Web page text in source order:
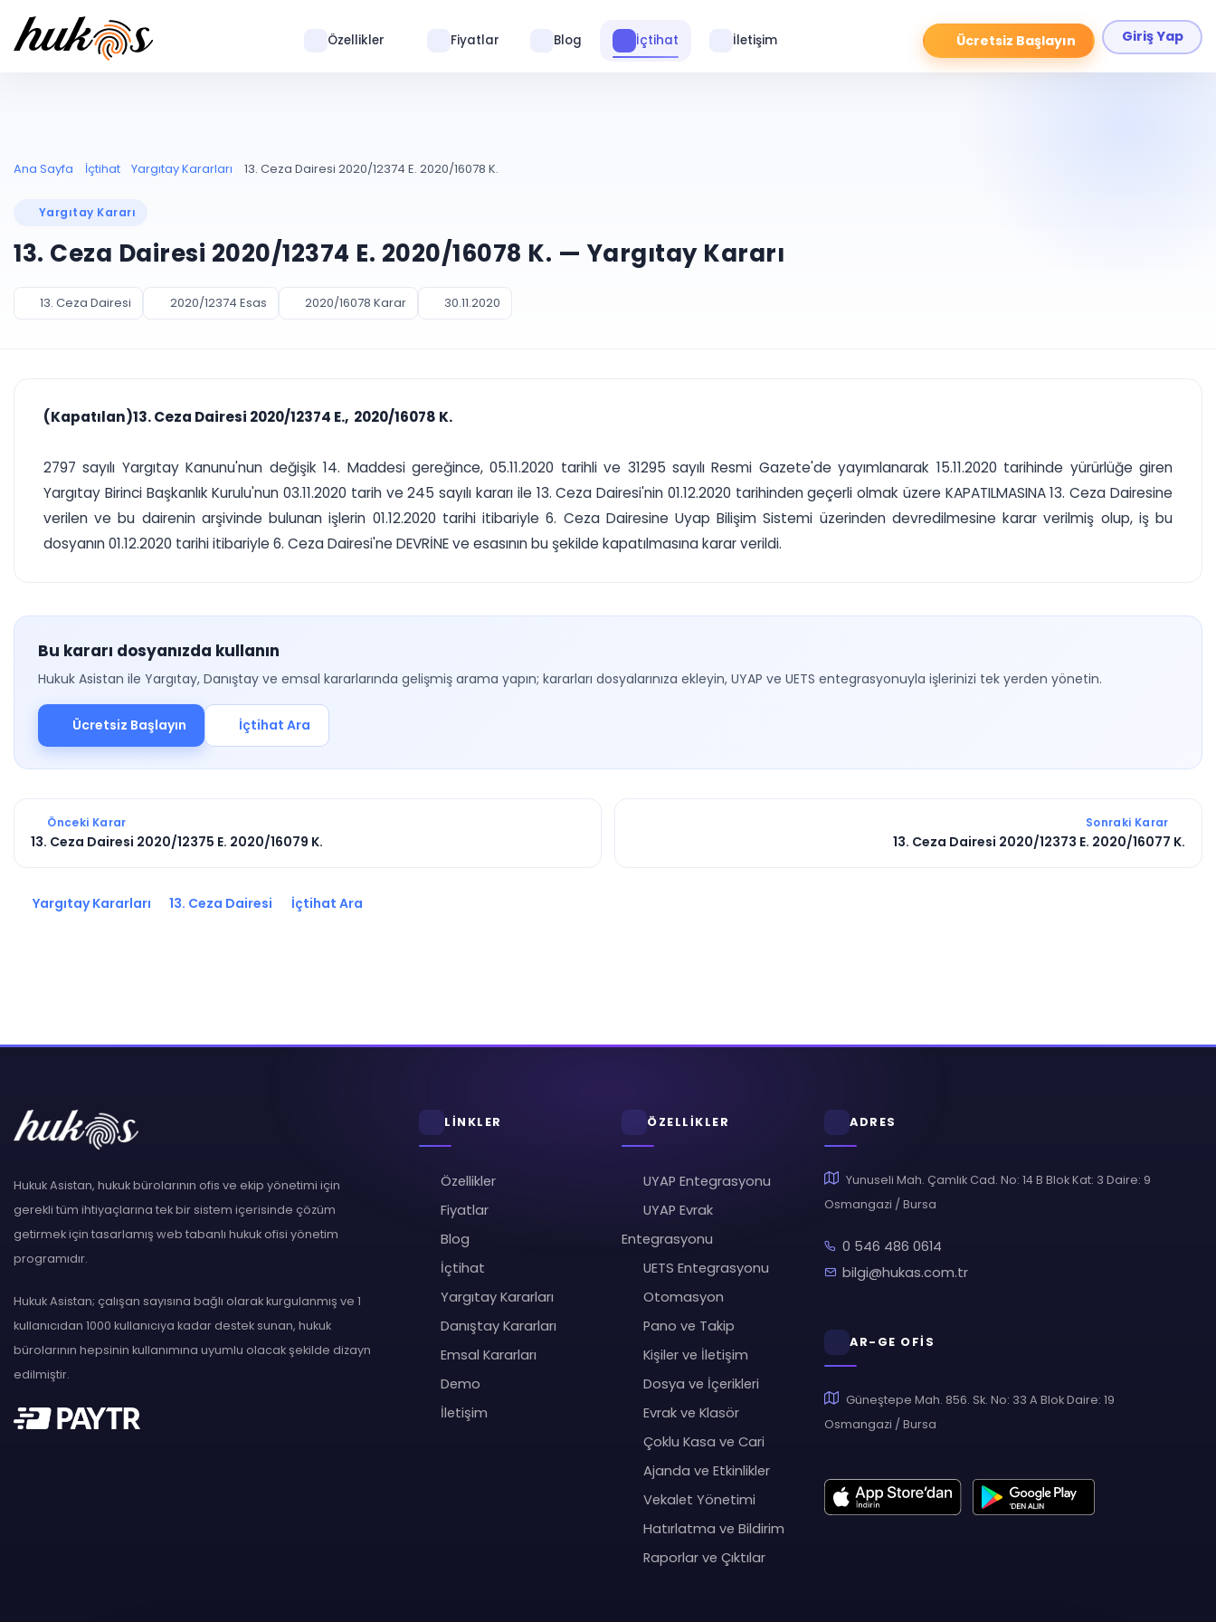
Ücretsiz Başlayın Giriş Yap
Özellikler Fiyatlar Blog İçtihat İletişim
Ana Sayfa İçtihat Yargıtay Kararları 13. Ceza Dairesi 2020/12374 E. 2020/16078 K.
Yargıtay Kararı
13. Ceza Dairesi 2020/12374 E. 2020/16078 K. — Yargıtay Kararı
13. Ceza Dairesi 2020/12374 Esas 2020/16078 Karar 30.11.2020
(Kapatılan)13. Ceza Dairesi 2020/12374 E., 2020/16078 K.
2797 sayılı Yargıtay Kanunu'nun değişik 14. Maddesi gereğince, 05.11.2020 tarihli ve 31295 sayılı Resmi Gazete'de yayımlanarak 15.11.2020 tarihinde yürürlüğe giren
Yargıtay Birinci Başkanlık Kurulu'nun 03.11.2020 tarih ve 245 sayılı kararı ile 13. Ceza Dairesi'nin 01.12.2020 tarihinden geçerli olmak üzere KAPATILMASINA 13. Ceza Dairesine
verilen ve bu dairenin arşivinde bulunan işlerin 01.12.2020 tarihi itibariyle 6. Ceza Dairesine Uyap Bilişim Sistemi üzerinden devredilmesine karar verilmiş olup, iş bu
dosyanın 01.12.2020 tarihi itibariyle 6. Ceza Dairesi'ne DEVRİNE ve esasının bu şekilde kapatılmasına karar verildi.
Bu kararı dosyanızda kullanın
Hukuk Asistan ile Yargıtay, Danıştay ve emsal kararlarında gelişmiş arama yapın; kararları dosyalarınıza ekleyin, UYAP ve UETS entegrasyonuyla işlerinizi tek yerden yönetin.
Ücretsiz Başlayın İçtihat Ara
Önceki Karar
13. Ceza Dairesi 2020/12375 E. 2020/16079 K.
Sonraki Karar
13. Ceza Dairesi 2020/12373 E. 2020/16077 K.
Yargıtay Kararları 13. Ceza Dairesi İçtihat Ara
Hukuk Asistan, hukuk bürolarının ofis ve ekip yönetimi için
gerekli tüm ihtiyaçlarına tek bir sistem içerisinde çözüm
getirmek için tasarlamış web tabanlı hukuk ofisi yönetim
programıdır.
Hukuk Asistan; çalışan sayısına bağlı olarak kurgulanmış ve 1
kullanıcıdan 1000 kullanıcıya kadar destek sunan, hukuk
bürolarının hepsinin kullanımına uyumlu olacak şekilde dizayn
edilmiştir.
LİNKLER
Özellikler
Fiyatlar
Blog
İçtihat
Yargıtay Kararları
Danıştay Kararları
Emsal Kararları
Demo
İletişim
ÖZELLİKLER
UYAP Entegrasyonu
UYAP Evrak
Entegrasyonu
UETS Entegrasyonu
Otomasyon
Pano ve Takip
Kişiler ve İletişim
Dosya ve İçerikleri
Evrak ve Klasör
Çoklu Kasa ve Cari
Ajanda ve Etkinlikler
Vekalet Yönetimi
Hatırlatma ve Bildirim
Raporlar ve Çıktılar
ADRES
Yunuseli Mah. Çamlık Cad. No: 14 B Blok Kat: 3 Daire: 9
Osmangazi / Bursa
0 546 486 0614
bilgi@hukas.com.tr
AR-GE OFİS
Güneştepe Mah. 856. Sk. No: 33 A Blok Daire: 19
Osmangazi / Bursa